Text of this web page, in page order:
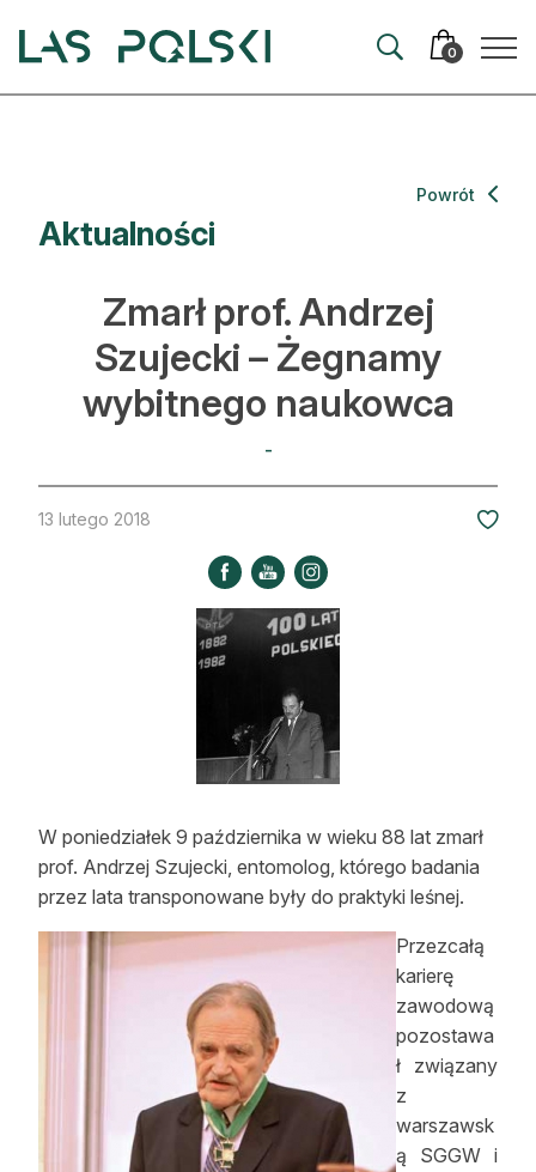
0
Artykuły
Hodowla lasu
Ochrona lasu
Nowe technologie
Kultura i historia
Strefa eksperta
Lasy prywatne
O nas
100 lat „Lasu Polskiego”
Zostań autorem
Aktualności
Powrót
Zmarł prof. Andrzej
Szujecki – Żegnamy
wybitnego naukowca
-
13 lutego 2018
W poniedziałek 9 października w wieku 88 lat zmarł
prof. Andrzej Szujecki, entomolog, którego badania
przez lata transponowane były do praktyki leśnej.
Przezcałą
karierę
zawodową
pozostawa
ł związany
z
warszawsk
ą SGGW i